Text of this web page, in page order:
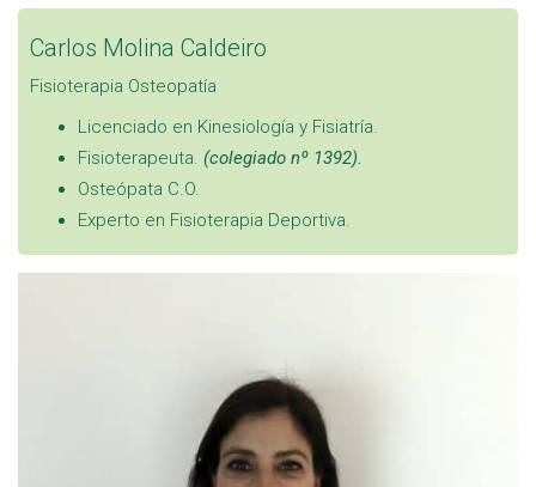
Carlos Molina Caldeiro
Fisioterapia Osteopatía
Licenciado en Kinesiología y Fisiatría.
Fisioterapeuta. (colegiado nº 1392).
Osteópata C.O.
Experto en Fisioterapia Deportiva.